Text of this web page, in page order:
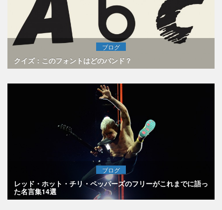
ブログ
クイズ：このフォントはどのバンド？
ブログ
レッド・ホット・チリ・ペッパーズのフリーがこれまでに語っ
た名言集14選